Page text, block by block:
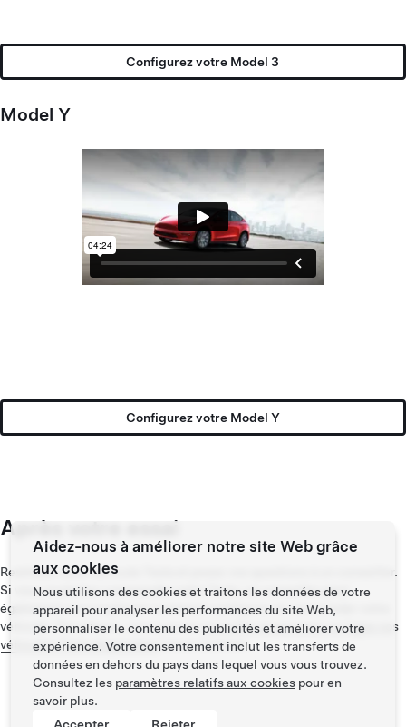
Configurez votre Model 3
Model Y
Configurez votre Model Y
Après votre essai
Restituez votre véhicule Tesla et posez vos questions à un conseiller.
Si vous souhaitez commander votre Tesla, un conseiller peut
également vous expliquer comment configurer et commander votre
véhicule. Par ailleurs, vous pouvez consulter et parcourir en ligne nos
véhicules Tesla disponiblesà tout moment.
Aidez-nous à améliorer notre site Web grâce
aux cookies
Nous utilisons des cookies et traitons les données de votre
appareil pour analyser les performances du site Web,
personnaliser le contenu des publicités et améliorer votre
expérience. Votre consentement inclut les transferts de
données en dehors du pays dans lequel vous vous trouvez.
Consultez les paramètres relatifs aux cookies pour en
savoir plus.